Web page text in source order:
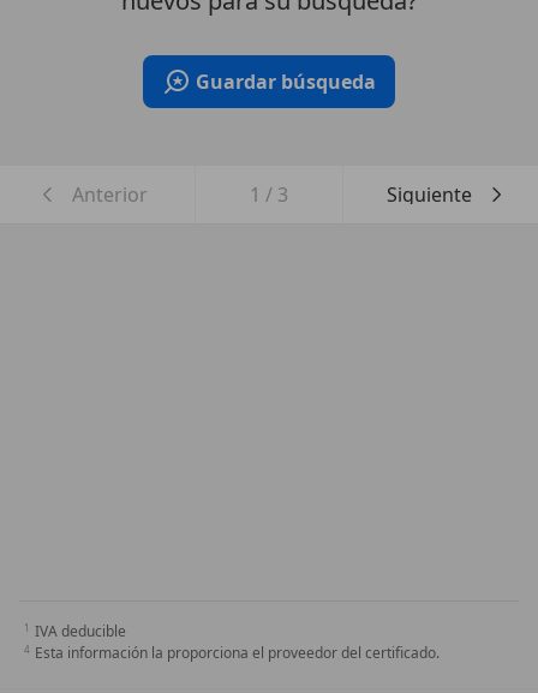
Guardar búsqueda
Anterior 1 / 3 Siguiente
IVA deducible
Esta información la proporciona el proveedor del certificado.